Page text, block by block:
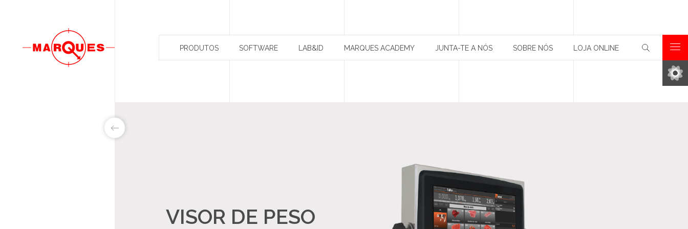
LAB&ID
RECRUTAMENTO
PRODUTOS SOFTWARE LAB&ID MARQUES ACADEMY JUNTA-TE A NÓS SOBRE NÓS LOJA ONLINE
VISOR DE PESO